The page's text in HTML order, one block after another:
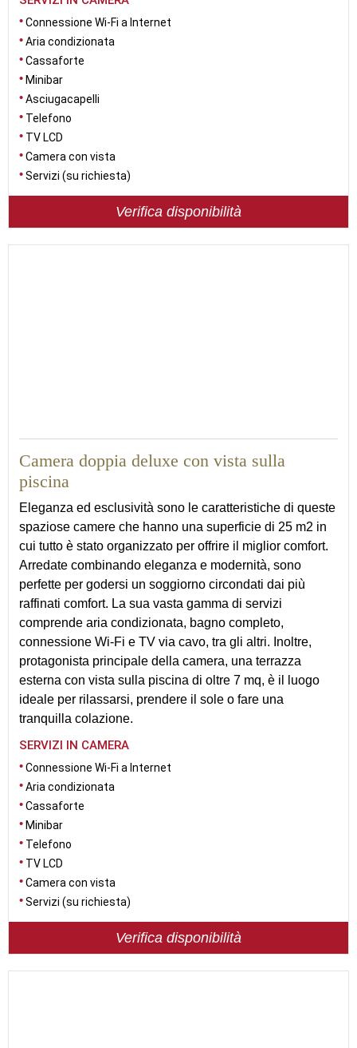
Connessione Wi-Fi a Internet
Aria condizionata
Cassaforte
Minibar
Asciugacapelli
Telefono
TV LCD
Camera con vista
Servizi (su richiesta)
Verifica disponibilità
Camera doppia deluxe con vista sulla
piscina
Eleganza ed esclusività sono le caratteristiche di queste
spaziose camere che hanno una superficie di 25 m2 in
cui tutto è stato organizzato per offrire il miglior comfort.
Arredate combinando eleganza e modernità, sono
perfette per godersi un soggiorno circondati dai più
raffinati comfort. La sua vasta gamma di servizi
comprende aria condizionata, bagno completo,
connessione Wi-Fi e TV via cavo, tra gli altri. Inoltre,
protagonista principale della camera, una terrazza
esterna con vista sulla piscina di oltre 7 mq, è il luogo
ideale per rilassarsi, prendere il sole o fare una
tranquilla colazione.
SERVIZI IN CAMERA
Connessione Wi-Fi a Internet
Aria condizionata
Cassaforte
Minibar
Telefono
TV LCD
Camera con vista
Servizi (su richiesta)
Verifica disponibilità